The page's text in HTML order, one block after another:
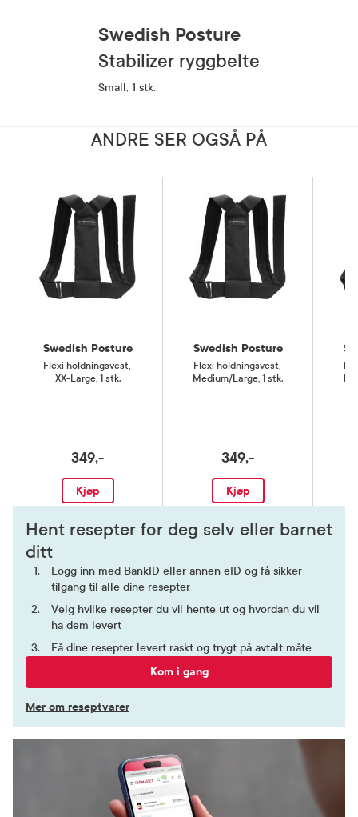
Swedish Posture
Stabilizer ryggbelte
Small, 1 stk.
ANDRE SER OGSÅ PÅ
Swedish Posture
Flexi holdningsvest,
XX-Large, 1 stk.
349,-
Kjøp
Swedish Posture
Flexi holdningsvest,
Medium/Large, 1 stk.
349,-
Kjøp
Hent resepter for deg selv eller barnet
ditt
Logg inn med BankID eller annen eID og få sikker
tilgang til alle dine resepter
Velg hvilke resepter du vil hente ut og hvordan du vil
ha dem levert
Få dine resepter levert raskt og trygt på avtalt måte
Kom i gang
Mer om reseptvarer